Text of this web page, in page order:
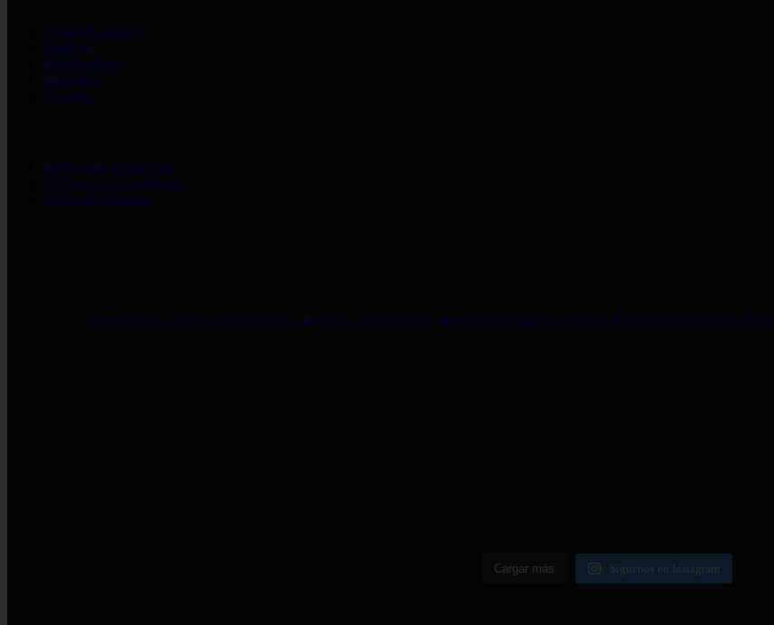
¿Quiénes somos?
Catálogo
Distribuidores
Preguntas
Contacto
Políticas de Privacidad
Términos y Condiciones
Póliza de Garantía
Convertimos tus proyectos en experiencias 🔥Pantallas LED premium ⚽️Soluciones integrales mundial 📌Instalaciones nacionales 🇲🇽
Cargar más Síguenos en Instagram